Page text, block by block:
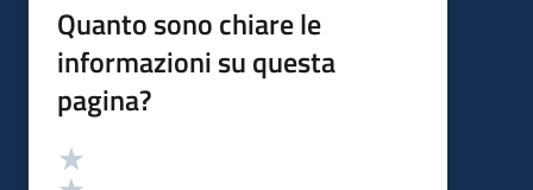
Quanto sono chiare le
informazioni su questa
pagina?
Valutazione